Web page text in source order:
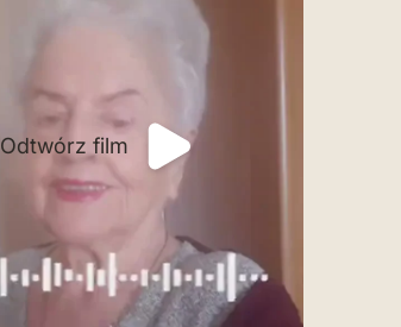
Odtwórz film